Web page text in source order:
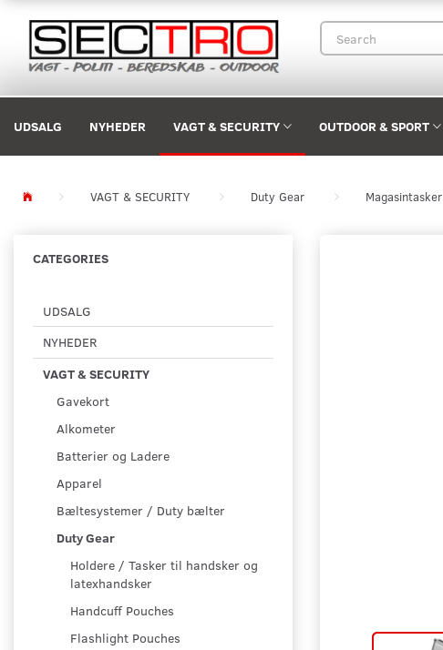
UDSALG NYHEDER VAGT & SECURITY OUTDOOR & SPORT
VAGT & SECURITY Duty Gear Magasintasker
CATEGORIES
UDSALG
NYHEDER
VAGT & SECURITY
Gavekort
Alkometer
Batterier og Ladere
Apparel
Bæltesystemer / Duty bælter
Duty Gear
Holdere / Tasker til handsker og
latexhandsker
Handcuff Pouches
Flashlight Pouches